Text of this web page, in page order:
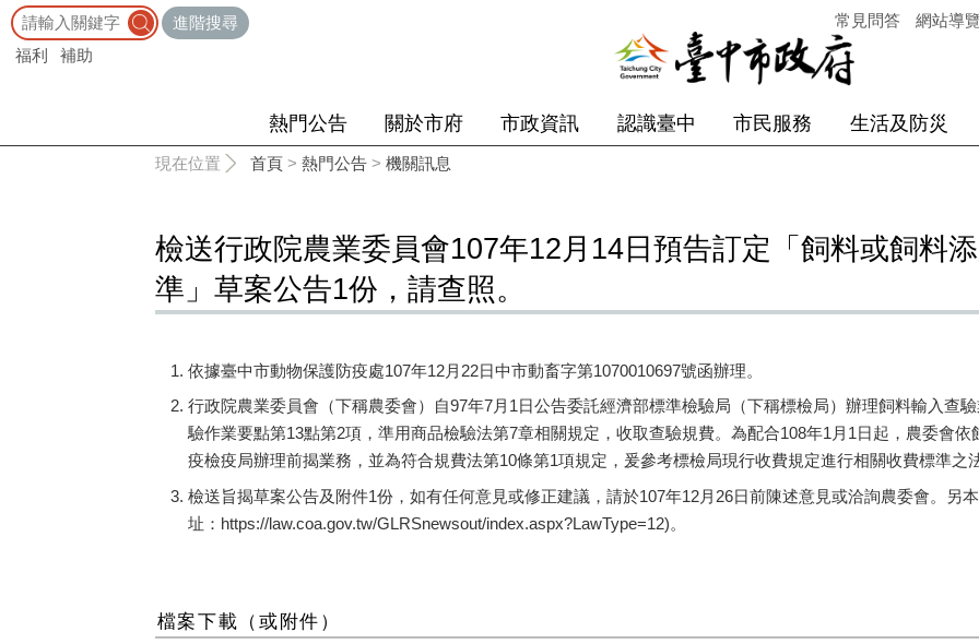
進階搜尋
福利
補助
常見問答 網站導
熱門公告 關於市府 市政資訊 認識臺中 市民服務 生活及防災
現在位置 首頁 > 熱門公告 > 機關訊息
檢送行政院農業委員會107年12月14日預告訂定「飼料或飼料
準」草案公告1份，請查照。
依據臺中市動物保護防疫處107年12月22日中市動畜字第1070010697號函辦理。
行政院農業委員會（下稱農委會）自97年7月1日公告委託經濟部標準檢驗局（下稱標檢局）辦理飼料輸入查
驗作業要點第13點第2項，準用商品檢驗法第7章相關規定，收取查驗規費。為配合108年1月1日起，農委會
疫檢疫局辦理前揭業務，並為符合規費法第10條第1項規定，爰參考標檢局現行收費規定進行相關收費標準之
檢送旨揭草案公告及附件1份，如有任何意見或修正建議，請於107年12月26日前陳述意見或洽詢農委會。另
址：https://law.coa.gov.tw/GLRSnewsout/index.aspx?LawType=12)。
檔案下載（或附件）